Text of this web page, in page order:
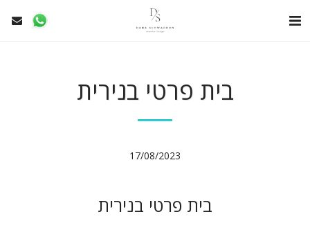
בית פרטי בנירית
17/08/2023
בית פרטי בנירית